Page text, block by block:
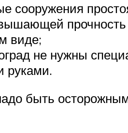
сооружения
прочность
виде;
не нужны
руками.
быть